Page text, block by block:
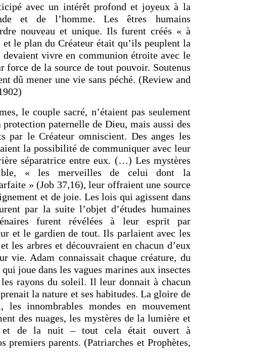
avec un intérêt profond et joyeux à la
et de l’homme. Les êtres humains
nouveau et unique. Ils furent créés « à
le plan du Créateur était qu’ils peuplent la
devaient vivre en communion étroite avec le
force de la source de tout pouvoir. Soutenus
dû mener une vie sans péché. (Review and
le couple sacré, n’étaient pas seulement
protection paternelle de Dieu, mais aussi des
par le Créateur omniscient. Des anges les
la possibilité de communiquer avec leur
séparatrice entre eux. (…) Les mystères
« les merveilles de celui dont la
» (Job 37,16), leur offraient une source
et de joie. Les lois qui agissent dans
par la suite l’objet d’études humaines
furent révélées à leur esprit par
et le gardien de tout. Ils parlaient avec les
les arbres et découvraient en chacun d’eux
vie. Adam connaissait chaque créature, du
joue dans les vagues marines aux insectes
rayons du soleil. Il leur donnait à chacun
la nature et ses habitudes. La gloire de
innombrables mondes en mouvement
des nuages, les mystères de la lumière et
de la nuit – tout cela était ouvert à
premiers parents. (Patriarches et Prophètes,
À LA SOURCE DE LA VIE |
La
transforme le cœur |
9. Délivre-
RETOUR À LA SOURCE DE LA VIE |
prière qui transforme le cœur |
induis pas en tentation